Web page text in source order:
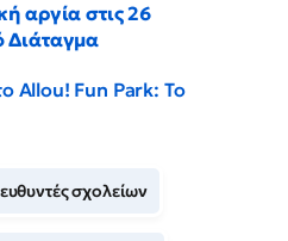
αργία στις 26
Διάταγμα
Allou! Fun Park: Το
σχολείων